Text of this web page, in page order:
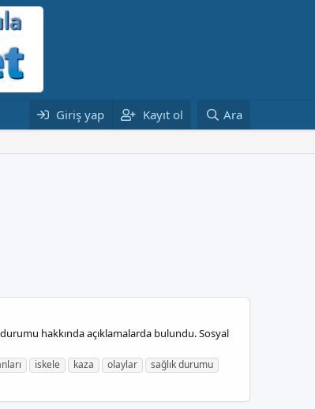
Giriş yap Kayıt ol Ara
durumu hakkında açıklamalarda bulundu. Sosyal
iskele kaza olaylar
sağlık durumu